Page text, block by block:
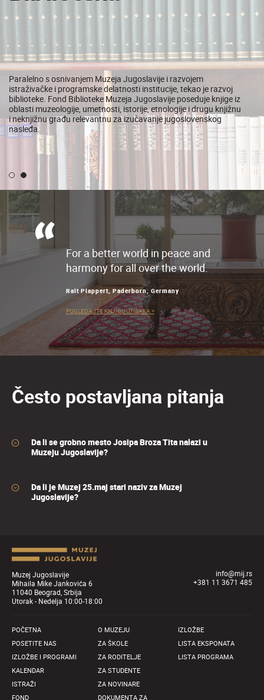
U muzejskoj prodavnici može se naći bogat izbor suvenira
vezanih za različite teme kojima se Muzej bavi. U prodaji su i
katalozi izložbi, kao i knjige i filmovi posvećeni Jugoslaviji.
Paralelno s osnivanjem Muzeja Jugoslavije i razvojem
istraživačke i programske delatnosti institucije, tekao je razvoj
biblioteke. Fond Biblioteke Muzeja Jugoslavije poseduje knjige iz
oblasti muzeologije, umetnosti, istorije, etnologije i drugu knjižnu
i neknjižnu građu relevantnu za izučavanje jugoslovenskog
nasleđa.
For a better world in peace and
harmony for all over the world.
Ralt Plappert, Paderborn, Germany
POGLEDAJTE KNJIGU UTISAKA >
Često postavljana pitanja
Da li se grobno mesto Josipa Broza Tita nalazi u
Muzeju Jugoslavije?
Da li je Muzej 25.maj stari naziv za Muzej
Jugoslavije?
Muzej Jugoslavije
Mihaila Mike Jankovića 6
11040 Beograd, Srbija
Utorak - Nedelja 10:00-18:00
info@mij.rs
+381 11 3671 485
POČETNA
POSETITE NAS
IZLOŽBE I PROGRAMI
KALENDAR
ISTRAŽI
FOND
O MUZEJU
ZA ŠKOLE
ZA RODITELJE
ZA STUDENTE
ZA NOVINARE
DOKUMENTA ZA
IZLOŽBE
LISTA EKSPONATA
LISTA PROGRAMA